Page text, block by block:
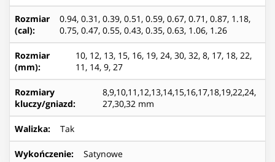
Rozmiar
(cal):
0.94, 0.31, 0.39, 0.51, 0.59, 0.67, 0.71, 0.87, 1.18,
0.75, 0.47, 0.55, 0.43, 0.35, 0.63, 1.06, 1.26
Rozmiar
(mm):
10, 12, 13, 15, 16, 19, 24, 30, 32, 8, 17, 18, 22,
11, 14, 9, 27
Rozmiary
kluczy/gniazd:
8,9,10,11,12,13,14,15,16,17,18,19,22,24,
27,30,32 mm
Walizka: Tak
Wykończenie: Satynowe